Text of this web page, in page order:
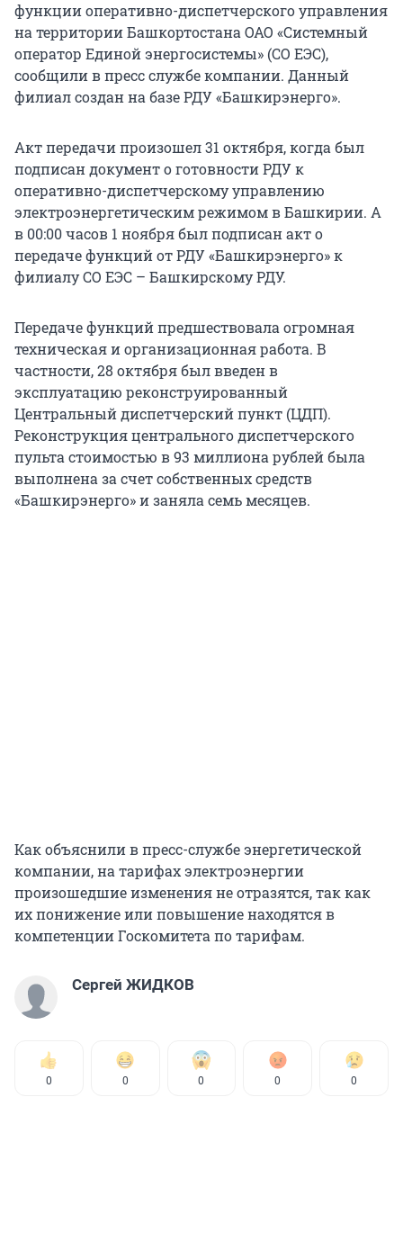
функции оперативно-диспетчерского управления
на территории Башкортостана ОАО «Системный
оператор Единой энергосистемы» (СО ЕЭС),
сообщили в пресс службе компании. Данный
филиал создан на базе РДУ «Башкирэнерго».
Акт передачи произошел 31 октября, когда был
подписан документ о готовности РДУ к
оперативно-диспетчерскому управлению
электроэнергетическим режимом в Башкирии. А
в 00:00 часов 1 ноября был подписан акт о
передаче функций от РДУ «Башкирэнерго» к
филиалу СО ЕЭС – Башкирскому РДУ.
Передаче функций предшествовала огромная
техническая и организационная работа. В
частности, 28 октября был введен в
эксплуатацию реконструированный
Центральный диспетчерский пункт (ЦДП).
Реконструкция центрального диспетчерского
пульта стоимостью в 93 миллиона рублей была
выполнена за счет собственных средств
«Башкирэнерго» и заняла семь месяцев.
Как объяснили в пресс-службе энергетической
компании, на тарифах электроэнергии
произошедшие изменения не отразятся, так как
их понижение или повышение находятся в
компетенции Госкомитета по тарифам.
Сергей ЖИДКОВ
0 0 0 0 0